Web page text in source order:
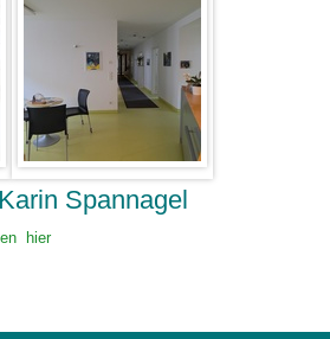
Spannagel
hier